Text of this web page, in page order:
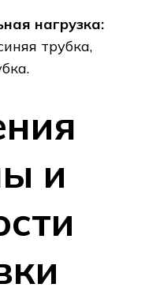
нагрузка:
трубка,
и